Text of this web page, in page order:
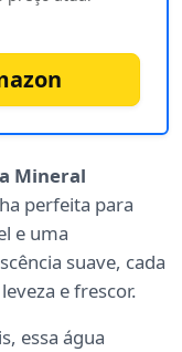
Mineral
perfeita para
e uma
suave, cada
e frescor.
essa água